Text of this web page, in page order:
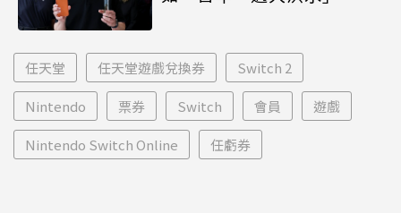
任天堂 任天堂遊戲兌換券 Switch 2
Nintendo 票券 Switch 會員 遊戲
Nintendo Switch Online 任虧券